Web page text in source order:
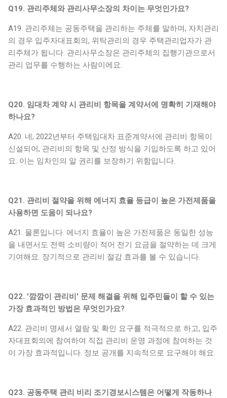
Q19. 관리주체와 관리사무소장의 차이는 무엇인가요?
A19. 관리주체는 공동주택을 관리하는 주체를 말하며, 자치관리
의 경우 입주자대표회의, 위탁관리의 경우 주택관리업자가 관
리주체가 됩니다. 관리사무소장은 관리주체의 집행기관으로서
관리 업무를 수행하는 사람이에요.
Q20. 임대차 계약 시 관리비 항목을 계약서에 명확히 기재해야
하나요?
A20. 네, 2022년부터 주택임대차 표준계약서에 관리비 항목이
신설되어, 관리비의 항목 및 산정 방식을 기입하도록 하고 있어
요. 이는 임차인의 알 권리를 보장하기 위함입니다.
Q21. 관리비 절약을 위해 에너지 효율 등급이 높은 가전제품을
사용하면 도움이 되나요?
A21. 물론입니다. 에너지 효율이 높은 가전제품은 동일한 성능
을 내면서도 전력 소비량이 적어 전기 요금을 절약하는 데 크게
기여해요. 장기적으로 관리비 절감 효과를 볼 수 있습니다.
Q22. '깜깜이 관리비' 문제 해결을 위해 입주민들이 할 수 있는
가장 효과적인 방법은 무엇인가요?
A22. 관리비 명세서 열람 및 확인 요구를 적극적으로 하고, 입주
자대표회의에 참여하여 직접 관리비 운영 과정에 참여하는 것
이 가장 효과적입니다. 정보 공개를 지속적으로 요구해야 해요.
Q23. 공동주택 관리 비리 조기경보시스템은 어떻게 작동하나